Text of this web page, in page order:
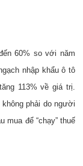
60% so với năm
nhập khẩu ô tô
113% về giá trị.
phải do người
mua để “chạy” thuế